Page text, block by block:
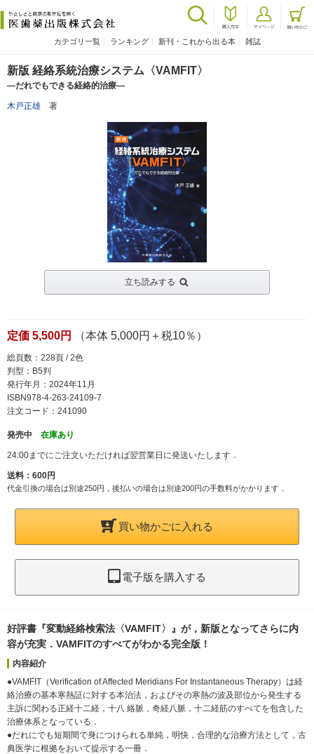
カテゴリ一覧 ランキング 新刊・これから出る本 雑誌
新版 経絡系統治療システム〈VAMFIT〉
―だれでもできる経絡的治療―
木戸正雄 著
立ち読みする
定価 5,500円 （本体 5,000円＋税10％）
総頁数：228頁 / 2色
判型：B5判
発行年月：2024年11月
ISBN978-4-263-24109-7
注文コード：241090
発売中 在庫あり
24:00までにご注文いただければ翌営業日に発送いたします．
送料：600円
代金引換の場合は別途250円，後払いの場合は別途200円の手数料がかかります．
買い物かごに入れる
電子版を購入する
好評書『変動経絡検索法〈VAMFIT〉』が，新版となってさらに内
容が充実．VAMFITのすべてがわかる完全版！
内容紹介
●VAMFIT（Verification of Affected Meridians For Instantaneous Therapy）は経
絡治療の基本寒熱証に対する本治法，およびその寒熱の波及部位から発生する
主訴に関わる正経十二経，十八 絡脈，奇経八脈，十二経筋のすべてを包含した
治療体系となっている．
●だれにでも短期間で身につけられる単純，明快，合理的な治療方法として，古
典医学に根拠をおいて提示する一冊．